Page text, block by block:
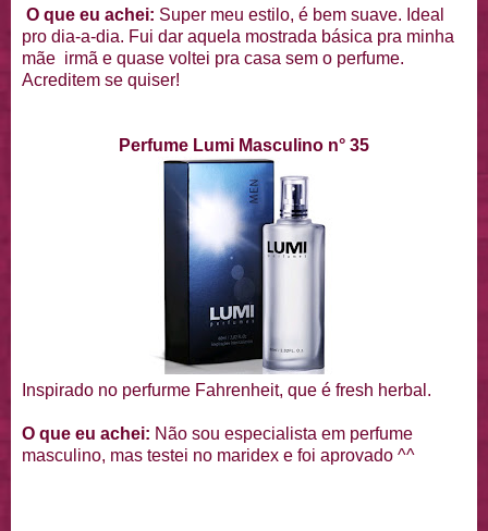
O que eu achei: Super meu estilo, é bem suave. Ideal
pro dia-a-dia. Fui dar aquela mostrada básica pra minha
mãe irmã e quase voltei pra casa sem o perfume.
Acreditem se quiser!
Perfume Lumi Masculino n° 35
Inspirado no perfurme Fahrenheit, que é fresh herbal.
O que eu achei: Não sou especialista em perfume
masculino, mas testei no maridex e foi aprovado ^^